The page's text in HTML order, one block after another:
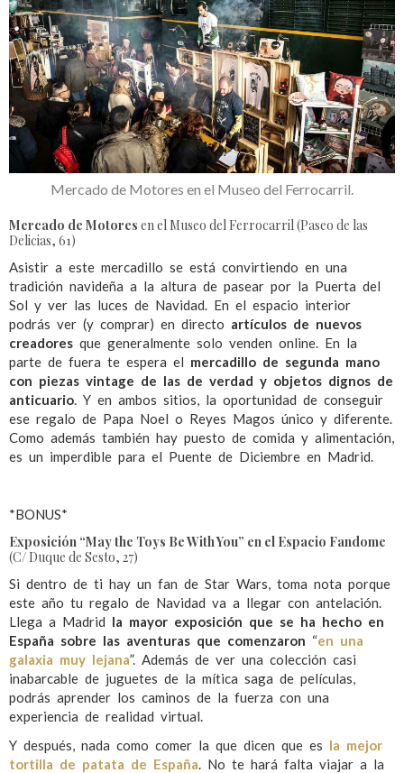
Mercado de Motores en el Museo del Ferrocarril.
Mercado de Motores en el Museo del Ferrocarril (Paseo de las
Delicias, 61)
Asistir a este mercadillo se está convirtiendo en una
tradición navideña a la altura de pasear por la Puerta del
Sol y ver las luces de Navidad. En el espacio interior
podrás ver (y comprar) en directo artículos de nuevos
creadores que generalmente solo venden online. En la
parte de fuera te espera el mercadillo de segunda mano
con piezas vintage de las de verdad y objetos dignos de
anticuario . Y en ambos sitios, la oportunidad de conseguir
ese regalo de Papa Noel o Reyes Magos único y diferente.
Como además también hay puesto de comida y alimentación,
es un imperdible para el Puente de Diciembre en Madrid.
*BONUS*
Exposición “May the Toys Be With You” en el Espacio Fandome
(C/ Duque de Sesto, 27)
Si dentro de ti hay un fan de Star Wars, toma nota porque
este año tu regalo de Navidad va a llegar con antelación.
Llega a Madrid la mayor exposición que se ha hecho en
España sobre las aventuras que comenzaron “en una
galaxia muy lejana”. Además de ver una colección casi
inabarcable de juguetes de la mítica saga de películas,
podrás aprender los caminos de la fuerza con una
experiencia de realidad virtual.
Y después, nada como comer la que dicen que es la mejor
tortilla de patata de España . No te hará falta viajar a la